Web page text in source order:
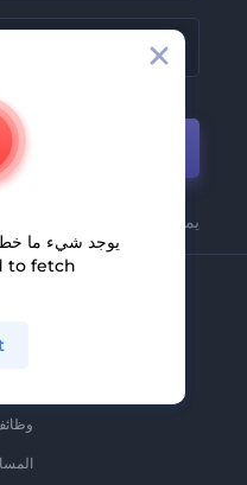
يمكنك إلغاء اشتراكك
حولنا
to fetch